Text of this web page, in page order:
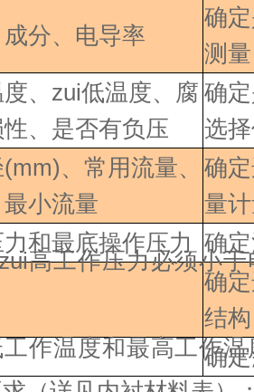
分、电导率
确
测量
、zui低温度、腐
、是否有负压
确
选
、常用流量、
小流量
确
量
和最底操作压力 确
确
结
确
高工作压力必须小
作温度和最高工作